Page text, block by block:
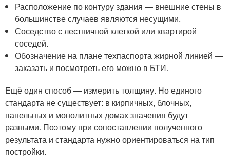
Расположение по контуру здания — внешние стены в
большинстве случаев являются несущими.
Соседство с лестничной клеткой или квартирой
соседей.
Обозначение на плане техпаспорта жирной линией —
заказать и посмотреть его можно в БТИ.
Ещё один способ — измерить толщину. Но единого
стандарта не существует: в кирпичных, блочных,
панельных и монолитных домах значения будут
разными. Поэтому при сопоставлении полученного
результата и стандарта нужно ориентироваться на тип
постройки.